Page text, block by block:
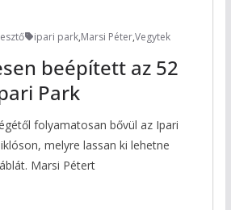
ipari park,Marsi Péter,Vegytek
beépített az 52
Park
folyamatosan bővül az Ipari
melyre lassan ki lehetne
Marsi Pétert